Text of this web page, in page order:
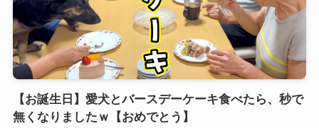
【お誕生日】愛犬とバースデーケーキ食べたら、秒で
無くなりましたｗ【おめでとう】